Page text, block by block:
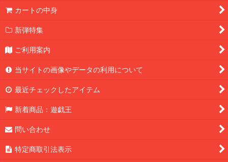
カートの中身
新弾特集
ご利用案内
当サイトの画像やデータの利用について
最近チェックしたアイテム
新着商品：遊戯王
問い合わせ
特定商取引法表示